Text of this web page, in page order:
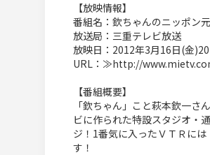
【放映情報】
番組名：欽ちゃんのニッポン
放送局：三重テレビ放送
放映日：2012年3月16日(金
URL：≫http://
【番組概要】
「欽ちゃん」こと萩本欽一
ビに作られた特設スタジオ・
ジ！1番気に入ったＶＴＲに
す！